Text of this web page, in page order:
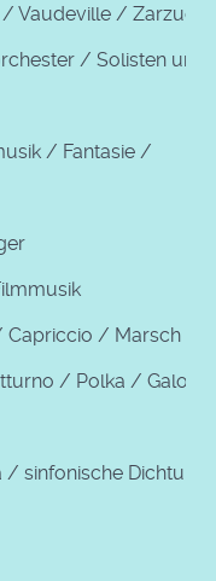
Vaudeville / Zarzuela
/ Solisten und
/ Fantasie /
/ Marsch /
/ Polka / Galopp
sinfonische Dichtung